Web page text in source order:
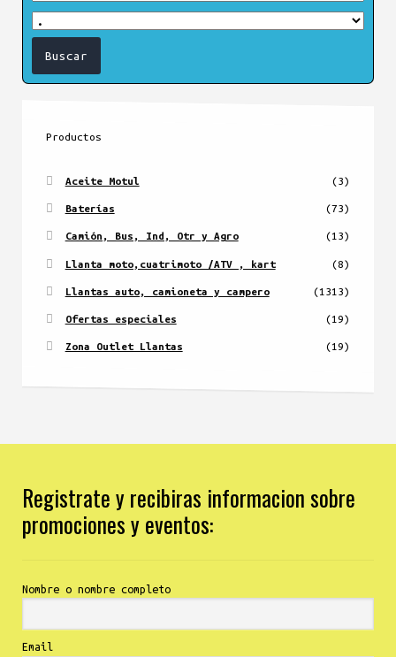
Productos
Aceite Motul (3)
Baterías (73)
Camión, Bus, Ind, Otr y Agro (13)
Llanta moto,cuatrimoto /ATV , kart (8)
Llantas auto, camioneta y campero (1313)
Ofertas especiales (19)
Zona Outlet Llantas (19)
Registrate y recibiras informacion sobre
promociones y eventos:
Nombre o nombre completo
Email